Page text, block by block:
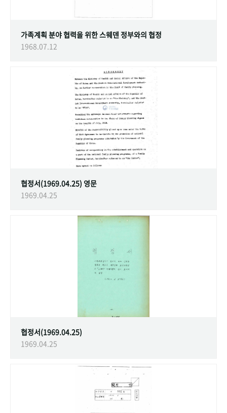
가족계획 분야 협력을 위한 스웨덴 정부와의 협정
1968.07.12
협정서(1969.04.25) 영문
1969.04.25
협정서(1969.04.25)
1969.04.25